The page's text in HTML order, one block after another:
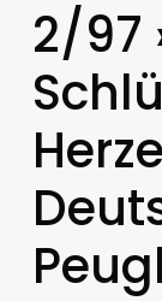
2/97